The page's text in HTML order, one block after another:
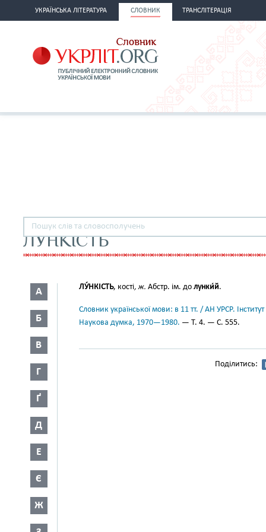
УКРАЇНСЬКА ЛІТЕРАТУРА СЛОВНИК ТРАНСЛІТЕРАЦІЯ
ЛУНКІСТЬ
А
Б
В
Г
Ґ
Д
Е
Є
Ж
ЛУ́НКІСТЬ, кості, ж. Абстр. ім. до лунки́й.
Словник української мови: в 11 тт. / АН УРСР.
Наукова думка, 1970—1980. — Т. 4. — С. 555.
Поділитись: